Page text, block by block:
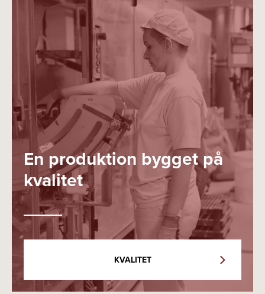
En produktion bygget på
kvalitet
KVALITET